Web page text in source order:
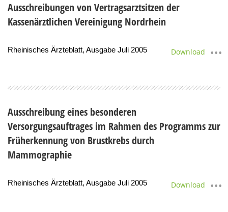
Ausschreibungen von Vertragsarztsitzen der
Kassenärztlichen Vereinigung Nordrhein
Rheinisches Ärzteblatt, Ausgabe Juli 2005 Download
Ausschreibung eines besonderen
Versorgungsauftrages im Rahmen des Programms zur
Früherkennung von Brustkrebs durch
Mammographie
Rheinisches Ärzteblatt, Ausgabe Juli 2005 Download